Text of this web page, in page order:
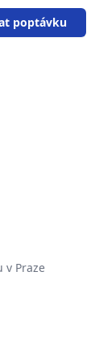
v Praze
poptávku